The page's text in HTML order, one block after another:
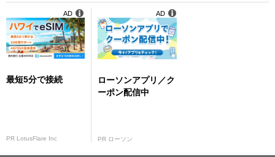
最短5分で接続
PR LotusFlare Inc
AD
ローソンアプリ／ク
ーポン配信中
PR ローソン
AD